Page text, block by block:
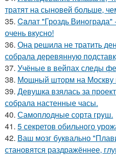
тратят на сыновей больше,
35. Caлат "Гроздь
очень вкусно!
36. Она решила не тратить
собрала деревянную
37. Учёные в вейпах следы
38. Мощный шторм на Москву
39. Девушка взялась за
собрала настенные часы.
40. Самоплoдные сорта грyш.
41. 5 секретов обильного
42. Ваш мозг буквально
становятся раздражённее,